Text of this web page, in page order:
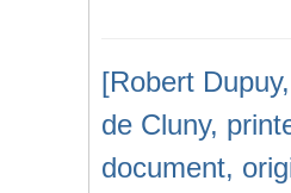
[Robert
de Cluny,
document,